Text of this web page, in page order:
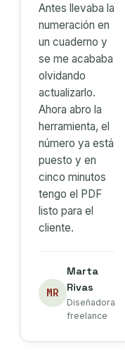
Antes llevaba la
numeración en
un cuaderno y
se me acababa
olvidando
actualizarlo.
Ahora abro la
herramienta, el
número ya está
puesto y en
cinco minutos
tengo el PDF
listo para el
cliente.
MR
Marta
Rivas
Diseñadora
freelance